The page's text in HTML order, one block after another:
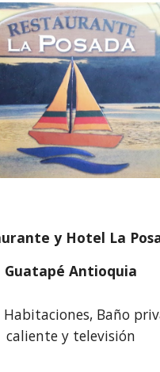
y Hotel La
Guatapé Antioquia
Baño
caliente y televisión